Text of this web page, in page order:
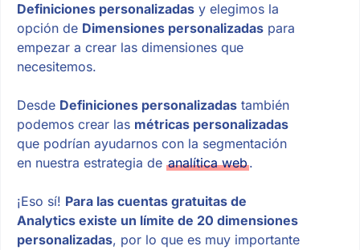
Definiciones personalizadasy elegimos la
opción de Dimensiones personalizadaspara
empezar a crear las dimensiones que
necesitemos.
Desde Definiciones personalizadastambién
podemos crear las métricas personalizadas
que podrían ayudarnos con la segmentación
en nuestra estrategia de analítica web.
¡Eso sí! Para las cuentas gratuitas de
Analytics existe un límite de 20 dimensiones
personalizadas, por lo que es muy importante